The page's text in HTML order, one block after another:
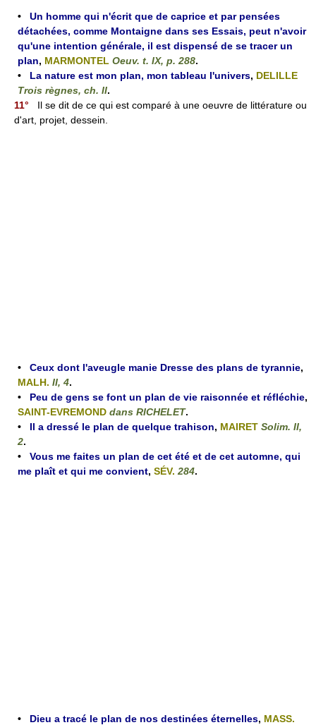
• Un homme qui n'écrit que de caprice et par pensées
détachées, comme Montaigne dans ses Essais, peut n'avoir
qu'une intention générale, il est dispensé de se tracer un
plan, MARMONTEL Oeuv. t. IX, p. 288.
• La nature est mon plan, mon tableau l'univers, DELILLE
Trois règnes, ch. II.
11° Il se dit de ce qui est comparé à une oeuvre de littérature ou
d'art, projet, dessein.
• Ceux dont l'aveugle manie Dresse des plans de tyrannie,
MALH. II, 4.
• Peu de gens se font un plan de vie raisonnée et réfléchie,
SAINT-EVREMOND dans RICHELET.
• Il a dressé le plan de quelque trahison, MAIRET Solim. II,
2.
• Vous me faites un plan de cet été et de cet automne, qui
me plaît et qui me convient, SÉV. 284.
• Dieu a tracé le plan de nos destinées éternelles, MASS.